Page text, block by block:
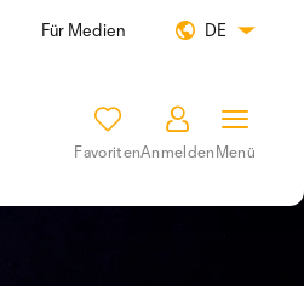
Für Medien DE
FavoritenAnmeldenMenü